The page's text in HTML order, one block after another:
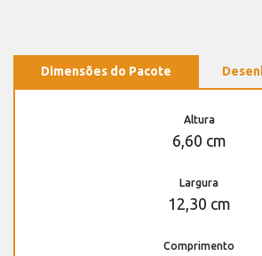
Dimensões do Pacote
Altura
6,60 cm
Largura
12,30 cm
Comprimento